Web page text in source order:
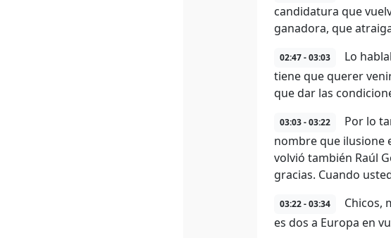
candidatura que
ganadora, que
02:47 - 03:03
Lo
tiene que querer
que dar las
03:03 - 03:22
Por lo
nombre que ilusione
volvió también Raúl
gracias. Cuando
03:22 - 03:34
Chicos,
es dos a Europa en